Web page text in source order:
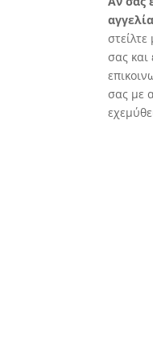
σας και
σας με